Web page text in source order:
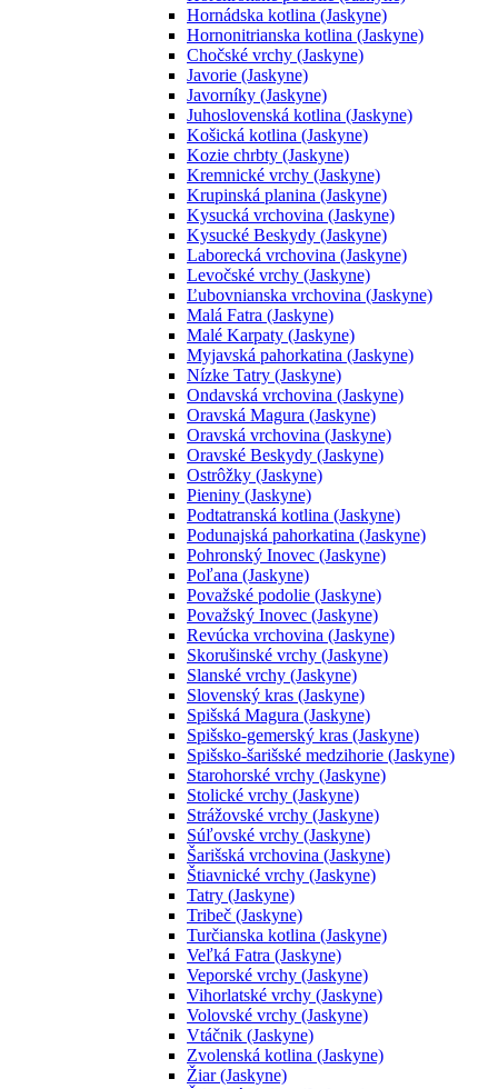
Hornádska kotlina (Jaskyne)
Hornonitrianska kotlina (Jaskyne)
Chočské vrchy (Jaskyne)
Javorie (Jaskyne)
Javorníky (Jaskyne)
Juhoslovenská kotlina (Jaskyne)
Košická kotlina (Jaskyne)
Kozie chrbty (Jaskyne)
Kremnické vrchy (Jaskyne)
Krupinská planina (Jaskyne)
Kysucká vrchovina (Jaskyne)
Kysucké Beskydy (Jaskyne)
Laborecká vrchovina (Jaskyne)
Levočské vrchy (Jaskyne)
Ľubovnianska vrchovina (Jaskyne)
Malá Fatra (Jaskyne)
Malé Karpaty (Jaskyne)
Myjavská pahorkatina (Jaskyne)
Nízke Tatry (Jaskyne)
Ondavská vrchovina (Jaskyne)
Oravská Magura (Jaskyne)
Oravská vrchovina (Jaskyne)
Oravské Beskydy (Jaskyne)
Ostrôžky (Jaskyne)
Pieniny (Jaskyne)
Podtatranská kotlina (Jaskyne)
Podunajská pahorkatina (Jaskyne)
Pohronský Inovec (Jaskyne)
Poľana (Jaskyne)
Považské podolie (Jaskyne)
Považský Inovec (Jaskyne)
Revúcka vrchovina (Jaskyne)
Skorušinské vrchy (Jaskyne)
Slanské vrchy (Jaskyne)
Slovenský kras (Jaskyne)
Spišská Magura (Jaskyne)
Spišsko-gemerský kras (Jaskyne)
Spišsko-šarišské medzihorie (Jaskyne)
Starohorské vrchy (Jaskyne)
Stolické vrchy (Jaskyne)
Strážovské vrchy (Jaskyne)
Súľovské vrchy (Jaskyne)
Šarišská vrchovina (Jaskyne)
Štiavnické vrchy (Jaskyne)
Tatry (Jaskyne)
Tribeč (Jaskyne)
Turčianska kotlina (Jaskyne)
Veľká Fatra (Jaskyne)
Veporské vrchy (Jaskyne)
Vihorlatské vrchy (Jaskyne)
Volovské vrchy (Jaskyne)
Vtáčnik (Jaskyne)
Zvolenská kotlina (Jaskyne)
Žiar (Jaskyne)